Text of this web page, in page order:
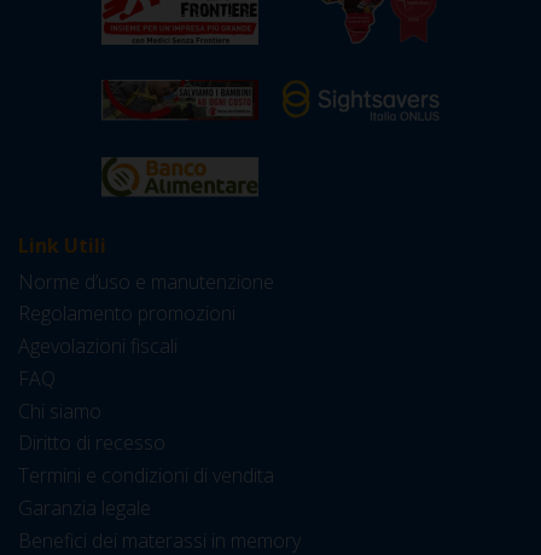
Link Utili
Norme d’uso e manutenzione
Regolamento promozioni
Agevolazioni fiscali
FAQ
Chi siamo
Diritto di recesso
Termini e condizioni di vendita
Garanzia legale
Benefici dei materassi in memory